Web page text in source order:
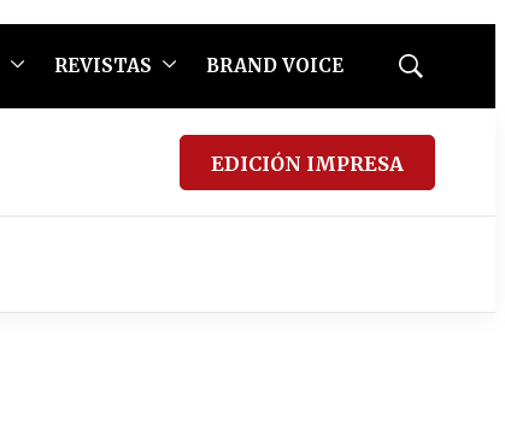
REVISTAS BRAND VOICE
Mostrar
EDICIÓN IMPRESA